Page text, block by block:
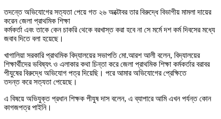
তদন্তে অভিযোগের সত্যতা পেয়ে গত ২৬ অক্টোবর তার বিরুদ্ধে বিভাগীয় মামলা দায়ের
করেন জেলা প্রাথমিক শিক্ষা
কর্মকর্তা এবং তাকে কেন চাকরি থেকে বরখাস্ত করা হবে না সে মর্মে দশ কর্ম দিবসের মধ্যে
জবাব দিতে বলা হয়েছে।
খাগালিয়া সরকারি প্রাথমিক বিদ্যালয়ের সভাপতি মো.আরশ আলী বলেন, বিদ্যালয়ের
শিক্ষার্থীদের ভবিষ্যৎ ও এলাকার কথা চিন্তা করে জেলা প্রাথমিক শিক্ষা কর্মকর্তার বরাবর
পীযুষের বিরুদ্ধে অভিযোগ পত্র দিয়েছি। পরে আমার অভিযোগের প্রেক্ষিতে
তদন্ত করে সত্যতা পেয়েছে।
এ বিষয়ে অভিযুক্ত প্রধান শিক্ষক পীযুষ দাস বলেন, এ ব্যাপারে আমি এখন পর্যন্ত কোন
কাগজপত্র পাইনি।